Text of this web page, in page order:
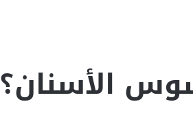
الأسنان؟